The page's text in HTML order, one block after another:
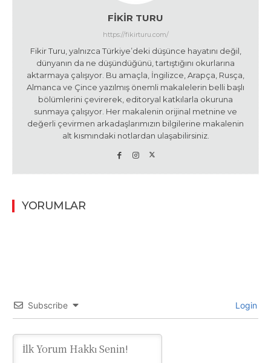
FIKIR TURU
https://fikirturu.com/
Fikir Turu, yalnızca Türkiye’deki düşünce hayatını değil,
dünyanın da ne düşündüğünü, tartıştığını okurlarına
aktarmaya çalışıyor. Bu amaçla, İngilizce, Arapça, Rusça,
Almanca ve Çince yazılmış önemli makalelerin belli başlı
bölümlerini çevirerek, editoryal katkılarla okuruna
sunmaya çalışıyor. Her makalenin orijinal metnine ve
değerli çevirmen arkadaşlarımızın bilgilerine makalenin
alt kısmındaki notlardan ulaşabilirsiniz.
YORUMLAR
Subscribe Login